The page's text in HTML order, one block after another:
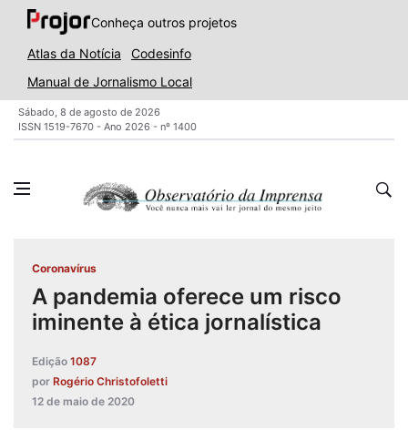
Conheça outros projetos
Atlas da Notícia
Codesinfo
Manual de Jornalismo Local
Sábado, 8 de agosto de 2026
ISSN 1519-7670 - Ano 2026 - nº 1400
Coronavírus
A pandemia oferece um risco
iminente à ética jornalística
Edição 1087
por Rogério Christofoletti
12 de maio de 2020